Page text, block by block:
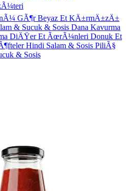
GÃ¶rBeyaz Et KÄ±rmÄ±zÄ±
& Sucuk & Sosis Dana Kavurma
DiÄŸer Et ÃœrÃ¼nleri Donuk Et
Hindi Salam & Sosis PiliÃ§
& Sosis